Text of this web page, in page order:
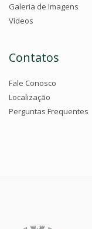
Galeria de Imagens
Vídeos
Contatos
Fale Conosco
Localização
Perguntas Frequentes